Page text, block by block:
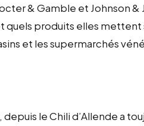
& Gamble et Johnson &
produits elles mettent
et les supermarchés
le Chili d’Allende a